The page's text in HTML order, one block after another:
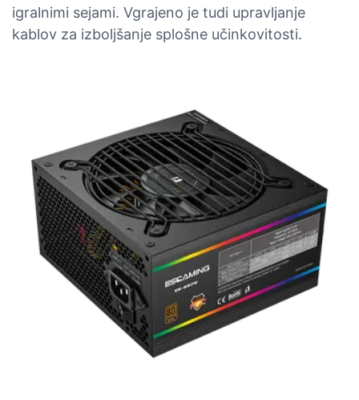
igralnimi sejami. Vgrajeno je tudi upravljanje
kablov za izboljšanje splošne učinkovitosti.